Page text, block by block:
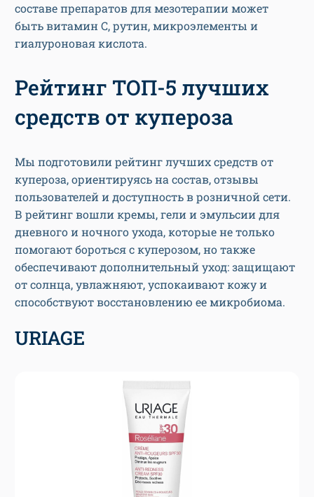
составе препаратов для мезотерапии может
быть витамин С, рутин, микроэлементы и
гиалуроновая кислота.
Рейтинг ТОП-5 лучших
средств от купероза
Мы подготовили рейтинг лучших средств от
купероза, ориентируясь на состав, отзывы
пользователей и доступность в розничной сети.
В рейтинг вошли кремы, гели и эмульсии для
дневного и ночного ухода, которые не только
помогают бороться с куперозом, но также
обеспечивают дополнительный уход: защищают
от солнца, увлажняют, успокаивают кожу и
способствуют восстановлению ее микробиома.
URIAGE